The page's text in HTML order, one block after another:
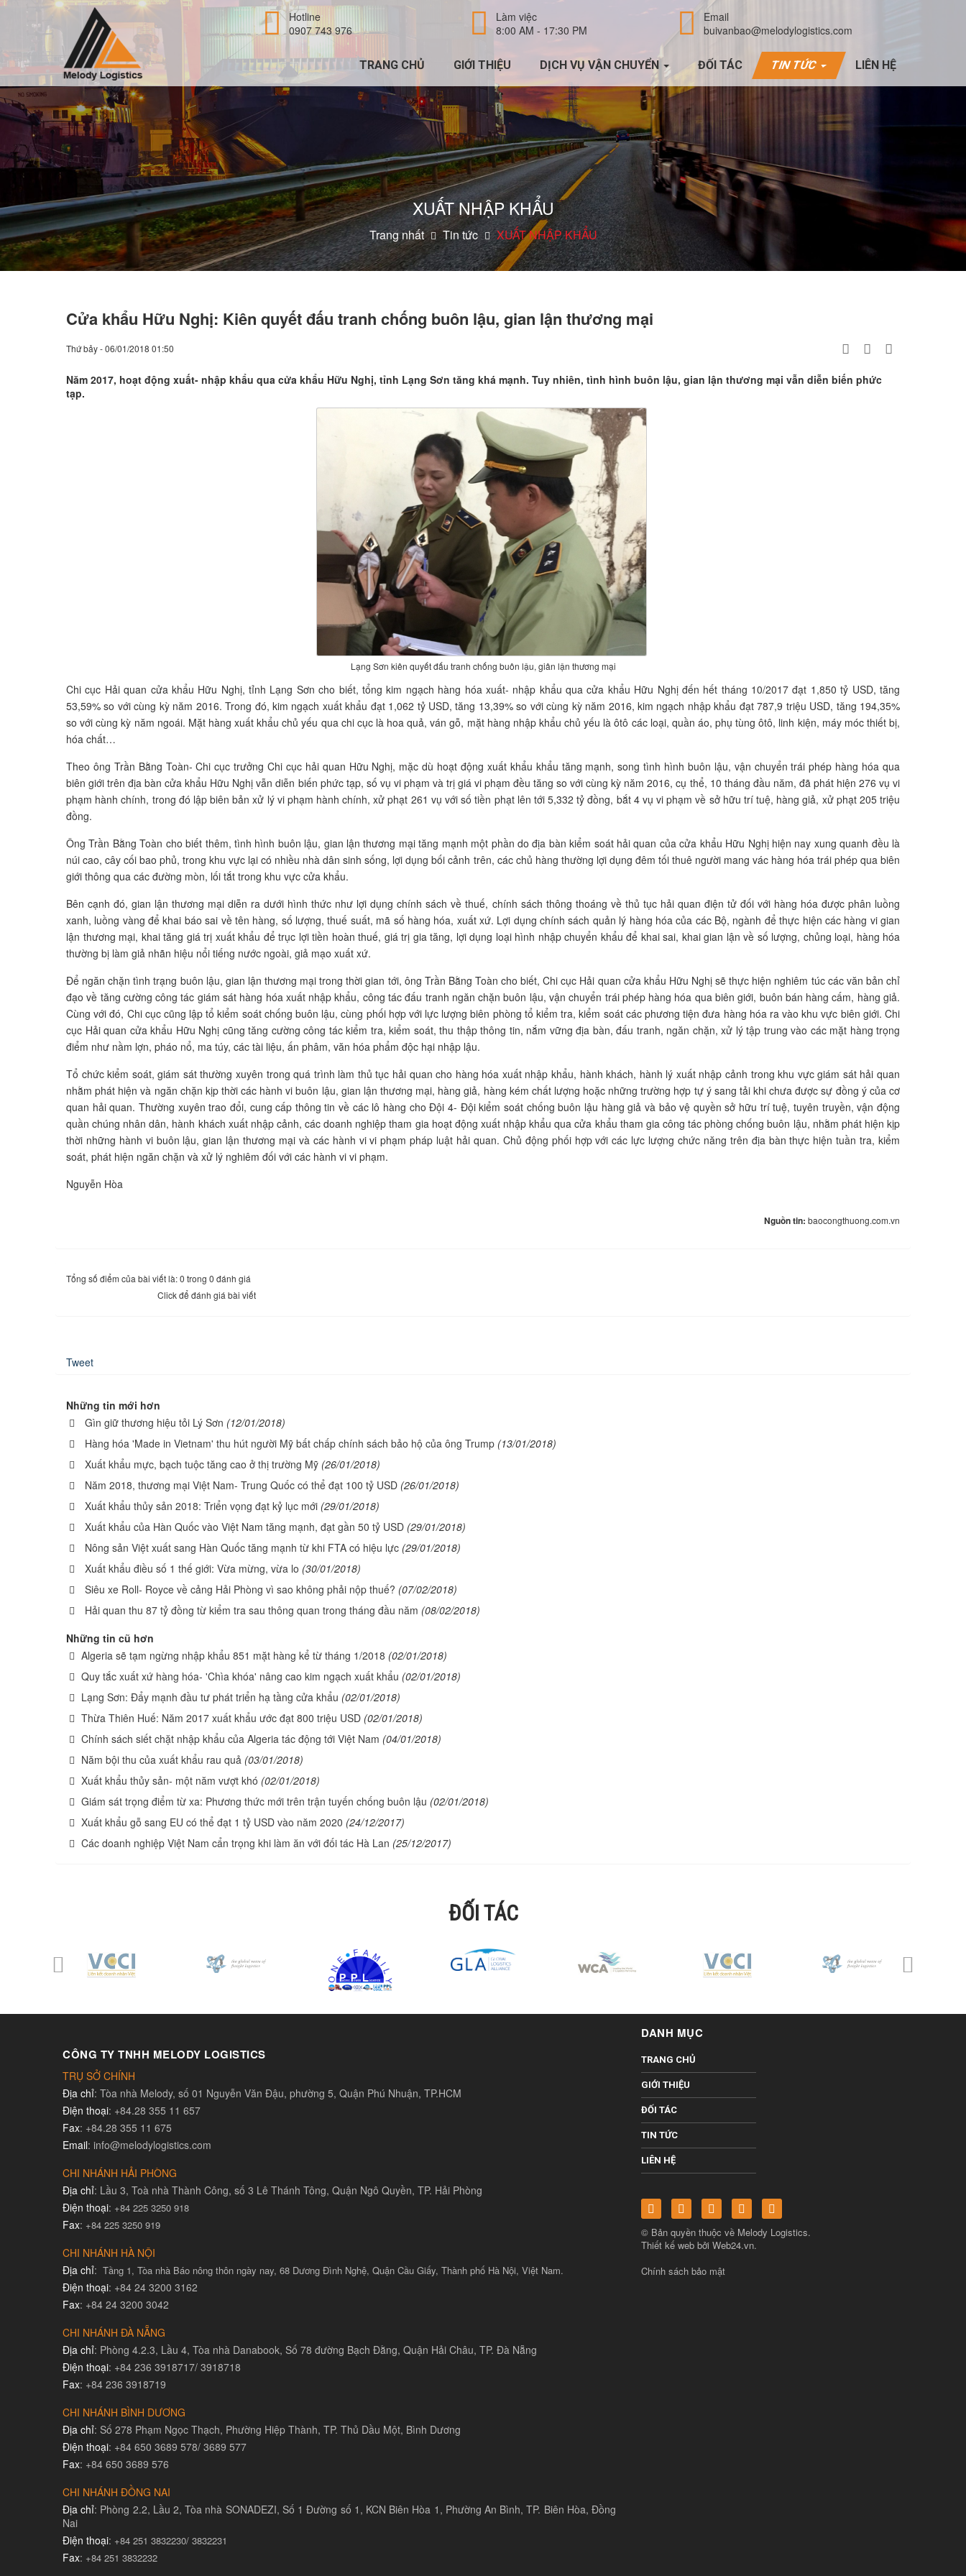
Hotline
0907 743 976
Làm việc
8:00 AM - 17:30 PM
Email
buivanbao@melodylogistics.com
TRANG CHỦ GIỚI THIỆU DỊCH VỤ VẬN CHUYỂN ĐỐI TÁC TIN TỨC LIÊN HỆ
XUẤT NHẬP KHẨU
Trang nhất Tin tức XUẤT NHẬP KHẨU
Cửa khẩu Hữu Nghị: Kiên quyết đấu tranh chống buôn lậu, gian lận thương mại
Thứ bảy - 06/01/2018 01:50
Năm 2017, hoạt động xuất- nhập khẩu qua cửa khẩu Hữu Nghị, tỉnh Lạng Sơn tăng khá mạnh. Tuy nhiên, tình hình buôn lậu, gian lận thương mại vẫn diễn biến phức
tạp.
Lạng Sơn kiên quyết đấu tranh chống buôn lậu, giân lận thương mại
Chi cục Hải quan cửa khẩu Hữu Nghị, tỉnh Lạng Sơn cho biết, tổng kim ngạch hàng hóa xuất- nhập khẩu qua cửa khẩu Hữu Nghị đến hết tháng 10/2017 đạt 1,850 tỷ USD, tăng
53,59% so với cùng kỳ năm 2016. Trong đó, kim ngạch xuất khẩu đạt 1,062 tỷ USD, tăng 13,39% so với cùng kỳ năm 2016, kim ngạch nhập khẩu đạt 787,9 triệu USD, tăng 194,35%
so với cùng kỳ năm ngoái. Mặt hàng xuất khẩu chủ yếu qua chi cục là hoa quả, ván gỗ, mặt hàng nhập khẩu chủ yếu là ôtô các loại, quần áo, phụ tùng ôtô, linh kiện, máy móc thiết bị,
hóa chất…
Theo ông Trần Bằng Toàn- Chi cục trưởng Chi cục hải quan Hữu Nghị, mặc dù hoạt động xuất khẩu khẩu tăng mạnh, song tình hình buôn lậu, vận chuyển trái phép hàng hóa qua
biên giới trên địa bàn cửa khẩu Hữu Nghị vẫn diễn biến phức tạp, số vụ vi phạm và trị giá vi phạm đều tăng so với cùng kỳ năm 2016, cụ thể, 10 tháng đầu năm, đã phát hiện 276 vụ vi
phạm hành chính, trong đó lập biên bản xử lý vi phạm hành chính, xử phạt 261 vụ với số tiền phạt lên tới 5,332 tỷ đồng, bắt 4 vụ vi phạm về sở hữu trí tuệ, hàng giả, xử phạt 205 triệu
đồng.
Ông Trần Bằng Toàn cho biết thêm, tình hình buôn lậu, gian lận thương mại tăng mạnh một phần do địa bàn kiểm soát hải quan của cửa khẩu Hữu Nghị hiện nay xung quanh đều là
núi cao, cây cối bao phủ, trong khu vực lại có nhiều nhà dân sinh sống, lợi dụng bối cảnh trên, các chủ hàng thường lợi dụng đêm tối thuê người mang vác hàng hóa trái phép qua biên
giới thông qua các đường mòn, lối tắt trong khu vực cửa khẩu.
Bên cạnh đó, gian lận thương mại diễn ra dưới hình thức như lợi dụng chính sách về thuế, chính sách thông thoáng về thủ tục hải quan điện tử đối với hàng hóa được phân luồng
xanh, luồng vàng để khai báo sai về tên hàng, số lượng, thuế suất, mã số hàng hóa, xuất xứ. Lợi dụng chính sách quản lý hàng hóa của các Bộ, ngành để thực hiện các hàng vi gian
lận thương mại, khai tăng giá trị xuất khẩu để trục lợi tiền hoàn thuế, giá trị gia tăng, lợi dụng loại hình nhập chuyển khẩu để khai sai, khai gian lận về số lượng, chủng loại, hàng hóa
thường bị làm giả nhãn hiệu nổi tiếng nước ngoài, giả mạo xuất xứ.
Để ngăn chặn tình trạng buôn lậu, gian lận thương mại trong thời gian tới, ông Trần Bằng Toàn cho biết, Chi cục Hải quan cửa khẩu Hữu Nghị sẽ thực hiện nghiêm túc các văn bản chỉ
đạo về tăng cường công tác giám sát hàng hóa xuất nhập khẩu, công tác đấu tranh ngăn chặn buôn lậu, vận chuyển trái phép hàng hóa qua biên giới, buôn bán hàng cấm, hàng giả.
Cùng với đó, Chi cục cũng lập tổ kiểm soát chống buôn lậu, cùng phối hợp với lực lượng biên phòng tổ kiểm tra, kiểm soát các phương tiện đưa hàng hóa ra vào khu vực biên giới. Chi
cục Hải quan cửa khẩu Hữu Nghị cũng tăng cường công tác kiểm tra, kiểm soát, thu thập thông tin, nắm vững địa bàn, đấu tranh, ngăn chặn, xử lý tập trung vào các mặt hàng trọng
điểm như nầm lợn, pháo nổ, ma túy, các tài liệu, ấn phâm, văn hóa phẩm độc hại nhập lậu.
Tổ chức kiểm soát, giám sát thường xuyên trong quá trình làm thủ tục hải quan cho hàng hóa xuất nhập khẩu, hành khách, hành lý xuất nhập cảnh trong khu vực giám sát hải quan
nhằm phát hiện và ngăn chặn kịp thời các hành vi buôn lậu, gian lận thương mại, hàng giả, hàng kém chất lượng hoặc những trường hợp tự ý sang tải khi chưa được sự đồng ý của cơ
quan hải quan. Thường xuyên trao đổi, cung cấp thông tin về các lô hàng cho Đội 4- Đội kiểm soát chống buôn lậu hàng giả và bảo vệ quyền sở hữu trí tuệ, tuyên truyền, vận động
quần chúng nhân dân, hành khách xuất nhập cảnh, các doanh nghiệp tham gia hoạt động xuất nhập khẩu qua cửa khẩu tham gia công tác phòng chống buôn lậu, nhằm phát hiện kịp
thời những hành vi buôn lậu, gian lận thương mại và các hành vi vi phạm pháp luật hải quan. Chủ động phối hợp với các lực lượng chức năng trên địa bàn thực hiện tuần tra, kiểm
soát, phát hiện ngăn chặn và xử lý nghiêm đối với các hành vi vi phạm.
Nguyễn Hòa
Nguồn tin: baocongthuong.com.vn
Tổng số điểm của bài viết là: 0 trong 0 đánh giá
Click để đánh giá bài viết
Tweet
Những tin mới hơn
Gìn giữ thương hiệu tỏi Lý Sơn (12/01/2018)
Hàng hóa 'Made in Vietnam' thu hút người Mỹ bất chấp chính sách bảo hộ của ông Trump (13/01/2018)
Xuất khẩu mực, bạch tuộc tăng cao ở thị trường Mỹ (26/01/2018)
Năm 2018, thương mại Việt Nam- Trung Quốc có thể đạt 100 tỷ USD (26/01/2018)
Xuất khẩu thủy sản 2018: Triển vọng đạt kỷ lục mới (29/01/2018)
Xuất khẩu của Hàn Quốc vào Việt Nam tăng mạnh, đạt gần 50 tỷ USD (29/01/2018)
Nông sản Việt xuất sang Hàn Quốc tăng mạnh từ khi FTA có hiệu lực (29/01/2018)
Xuất khẩu điều số 1 thế giới: Vừa mừng, vừa lo (30/01/2018)
Siêu xe Roll- Royce về cảng Hải Phòng vì sao không phải nộp thuế? (07/02/2018)
Hải quan thu 87 tỷ đồng từ kiểm tra sau thông quan trong tháng đầu năm (08/02/2018)
Những tin cũ hơn
Algeria sẽ tạm ngừng nhập khẩu 851 mặt hàng kể từ tháng 1/2018 (02/01/2018)
Quy tắc xuất xứ hàng hóa- 'Chìa khóa' nâng cao kim ngạch xuất khẩu (02/01/2018)
Lạng Sơn: Đẩy mạnh đầu tư phát triển hạ tầng cửa khẩu (02/01/2018)
Thừa Thiên Huế: Năm 2017 xuất khẩu ước đạt 800 triệu USD (02/01/2018)
Chính sách siết chặt nhập khẩu của Algeria tác động tới Việt Nam (04/01/2018)
Năm bội thu của xuất khẩu rau quả (03/01/2018)
Xuất khẩu thủy sản- một năm vượt khó (02/01/2018)
Giám sát trọng điểm từ xa: Phương thức mới trên trận tuyến chống buôn lậu (02/01/2018)
Xuất khẩu gỗ sang EU có thể đạt 1 tỷ USD vào năm 2020 (24/12/2017)
Các doanh nghiệp Việt Nam cẩn trọng khi làm ăn với đối tác Hà Lan (25/12/2017)
ĐỐI TÁC
CÔNG TY TNHH MELODY LOGISTICS
TRỤ SỞ CHÍNH
Địa chỉ: Tòa nhà Melody, số 01 Nguyễn Văn Đậu, phường 5, Quận Phú Nhuận, TP.HCM
Điện thoại: +84.28 355 11 657
Fax: +84.28 355 11 675
Email: info@melodylogistics.com
CHI NHÁNH HẢI PHÒNG
Địa chỉ: Lầu 3, Toà nhà Thành Công, số 3 Lê Thánh Tông, Quận Ngô Quyền, TP. Hải Phòng
Điện thoại: +84 225 3250 918
Fax: +84 225 3250 919
CHI NHÁNH HÀ NỘI
Địa chỉ: Tầng 1, Tòa nhà Báo nông thôn ngày nay, 68 Dương Đình Nghệ, Quận Cầu Giấy, Thành phố Hà Nội, Việt Nam.
Điện thoại: +84 24 3200 3162
Fax: +84 24 3200 3042
CHI NHÁNH ĐÀ NẴNG
Địa chỉ: Phòng 4.2.3, Lầu 4, Tòa nhà Danabook, Số 78 đường Bạch Đằng, Quận Hải Châu, TP. Đà Nẵng
Điện thoại: +84 236 3918717/ 3918718
Fax: +84 236 3918719
CHI NHÁNH BÌNH DƯƠNG
Địa chỉ: Số 278 Phạm Ngọc Thạch, Phường Hiệp Thành, TP. Thủ Dầu Một, Bình Dương
Điện thoại: +84 650 3689 578/ 3689 577
Fax: +84 650 3689 576
CHI NHÁNH ĐỒNG NAI
Địa chỉ: Phòng 2.2, Lầu 2, Tòa nhà SONADEZI, Số 1 Đường số 1, KCN Biên Hòa 1, Phường An Bình, TP. Biên Hòa, Đồng
Nai
Điện thoại: +84 251 3832230/ 3832231​
Fax: +84 251 3832232
DANH MỤC
TRANG CHỦ
GIỚI THIỆU
ĐỐI TÁC
TIN TỨC
LIÊN HỆ
© Bản quyền thuộc về Melody Logistics.
Thiết kế web bởi Web24.vn.
Chính sách bảo mật